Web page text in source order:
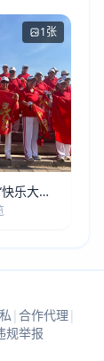
1张
乐大本
庆祝活动
| 合作代理 |
规举报